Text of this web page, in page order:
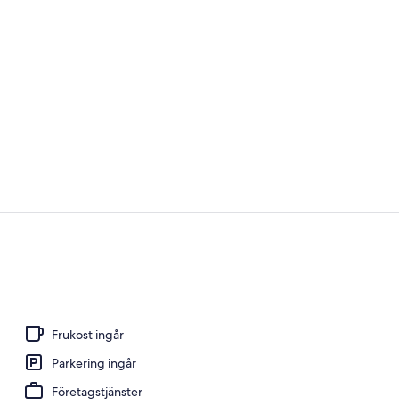
Frukost ingår
Parkering ingår
Företagstjänster